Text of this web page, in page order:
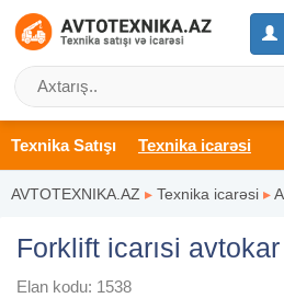
Texnika Satışı Texnika icarəsi
AVTOTEXNIKA.AZ ▸ Texnika icarəsi ▸
Forklift icarısi
Elan kodu: 1538